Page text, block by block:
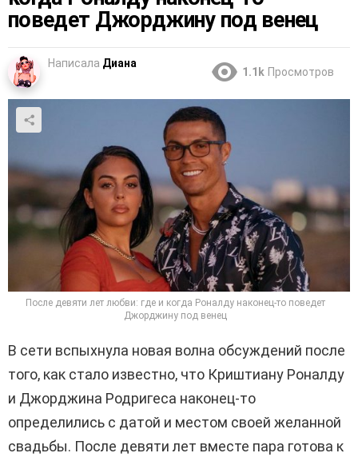
поведет Джорджину под венец
Написала Диана
1.1k Просмотров
После девяти лет любви: где и когда Роналду наконец-то поведет
Джорджину под венец
В сети вспыхнула новая волна обсуждений после
того, как стало известно, что Криштиану Роналду
и Джорджина Родригеса наконец-то
определились с датой и местом своей желанной
свадьбы. После девяти лет вместе пара готова к